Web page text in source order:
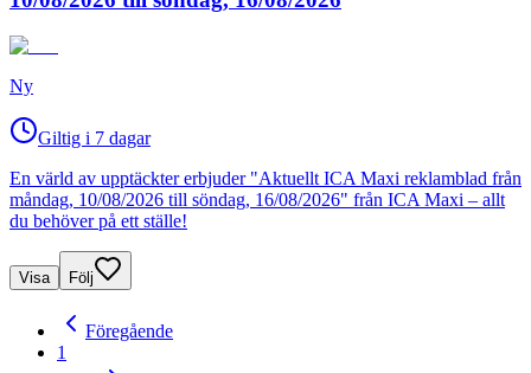
Ny
Giltig i 7 dagar
En värld av upptäckter erbjuder "Aktuellt ICA Maxi reklamblad från
måndag, 10/08/2026 till söndag, 16/08/2026" från ICA Maxi – allt
du behöver på ett ställe!
Visa Följ
Föregående
1